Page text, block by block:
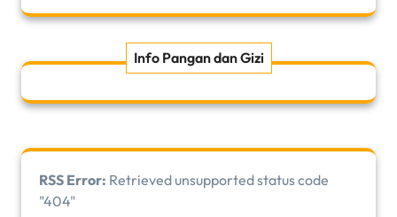
Info Pangan dan Gizi
RSS Error: Retrieved unsupported status code
"404"